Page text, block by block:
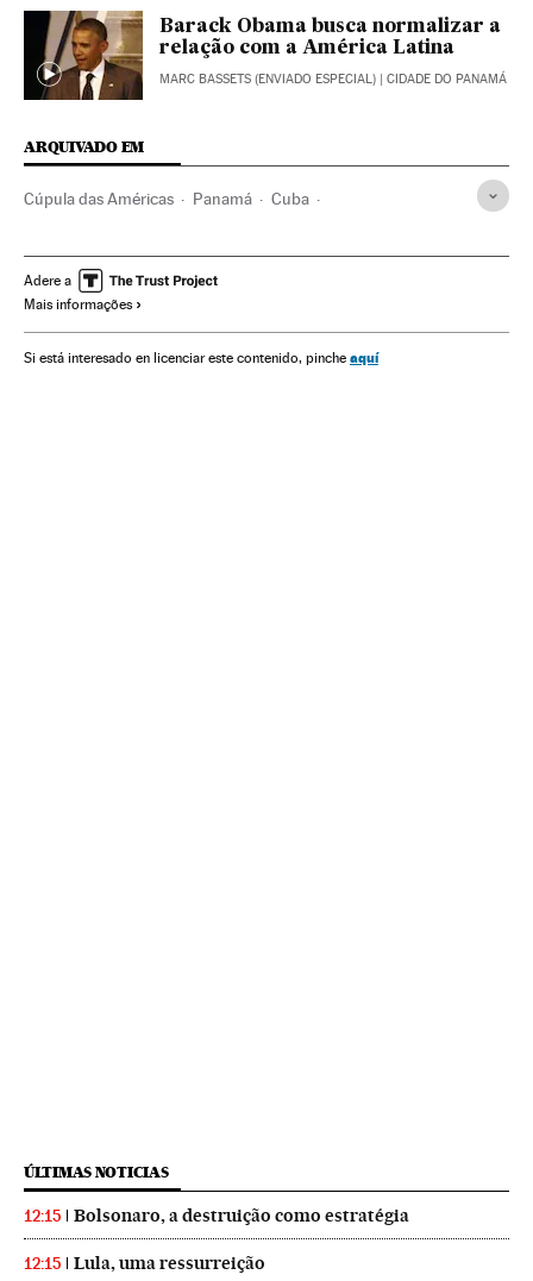
Barack Obama busca normalizar a
relação com a América Latina
MARC BASSETS (ENVIADO ESPECIAL) | CIDADE DO PANAMÁ
ARQUIVADO EM
Cúpula das Américas Panamá Cuba
Relações internacionais Estados Unidos
América do Norte
América
Adere a
Mais informações
Si está interesado en licenciar este contenido, pinche aquí
ÚLTIMAS NOTICIAS
12:15 Bolsonaro, a destruição como estratégia
12:15 Lula, uma ressurreição